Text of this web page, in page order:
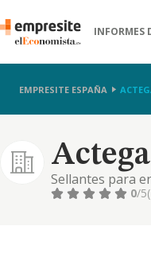
INFORMES
EMPRESITE ESPAÑA
Sellantes para
0/5